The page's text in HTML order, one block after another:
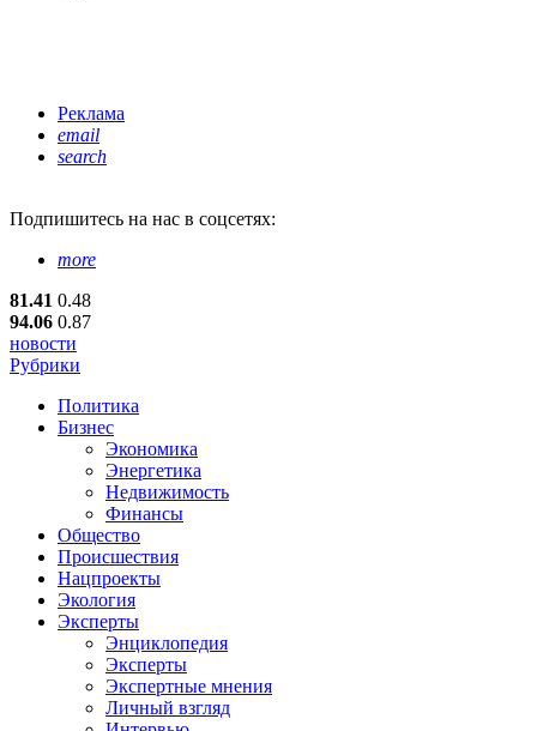
Реклама
email
search
Подпишитесь на нас в соцсетях:
more
81.41 0.48
94.06 0.87
новости
Рубрики
Политика
Бизнес
Экономика
Энергетика
Недвижимость
Финансы
Общество
Происшествия
Нацпроекты
Экология
Эксперты
Энциклопедия
Эксперты
Экспертные мнения
Личный взгляд